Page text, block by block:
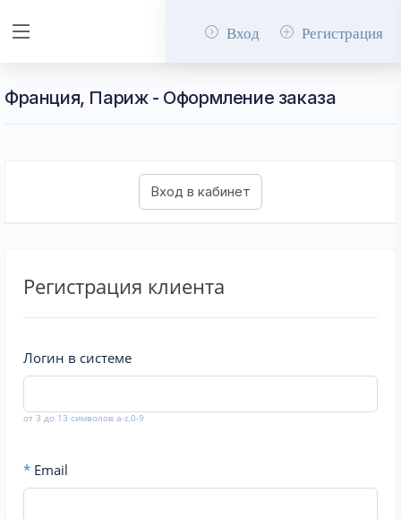
Вход Регистрация
Франция, Париж - Оформление заказа
Регистрация клиента
Логин в системе
от 3 до 13 символов a-z,0-9
* Email